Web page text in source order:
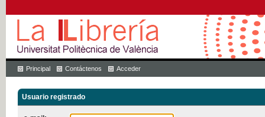
Principal Contáctenos Acceder
Usuario registrado